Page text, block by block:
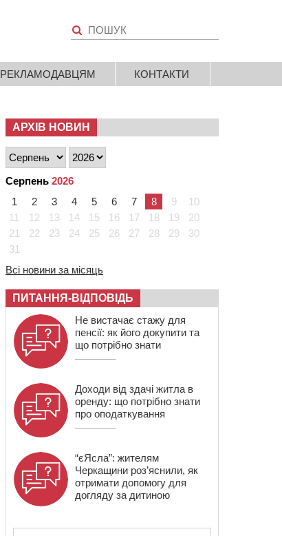
РЕКЛАМОДАВЦЯМ КОНТАКТИ
АРХІВ НОВИН
Серпень 2026
1
2 3 4 5 6 7 8 9
10
11
12 13 14 15 16 17 18 19
20
21
22 23 24 25 26 27 28 29
30
31
Всі новини за місяць
ПИТАННЯ-ВІДПОВІДЬ
Не вистачає стажу для
пенсії: як його докупити та
що потрібно знати
Доходи від здачі житла в
оренду: що потрібно знати
про оподаткування
“єЯсла”: жителям
Черкащини роз’яснили, як
отримати допомогу для
догляду за дитиною